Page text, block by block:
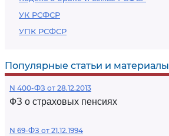
УК РСФСР
УПК РСФСР
Популярные статьи и материалы
N 400-ФЗ от 28.12.2013
ФЗ о страховых пенсиях
N 69-ФЗ от 21.12.1994